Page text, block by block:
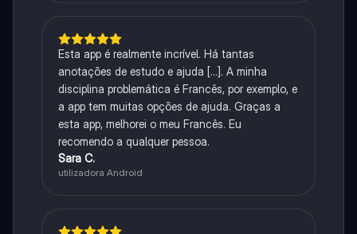
Esta app é realmente incrível. Há tantas
anotações de estudo e ajuda [...]. A minha
disciplina problemática é Francês, por exemplo, e
a app tem muitas opções de ajuda. Graças a
esta app, melhorei o meu Francês. Eu
recomendo a qualquer pessoa.
Sara C.
utilizadora Android